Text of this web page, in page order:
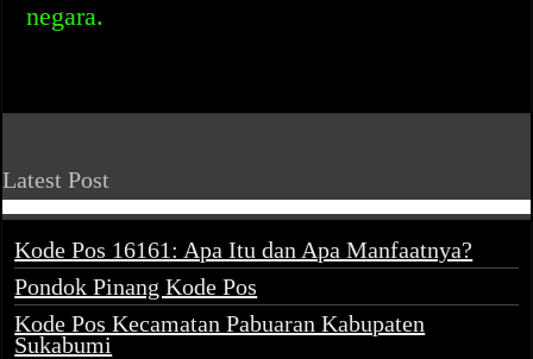
negara.
Latest Post
Kode Pos 16161: Apa Itu dan Apa Manfaatnya?
Pondok Pinang Kode Pos
Kode Pos Kecamatan Pabuaran Kabupaten
Sukabumi